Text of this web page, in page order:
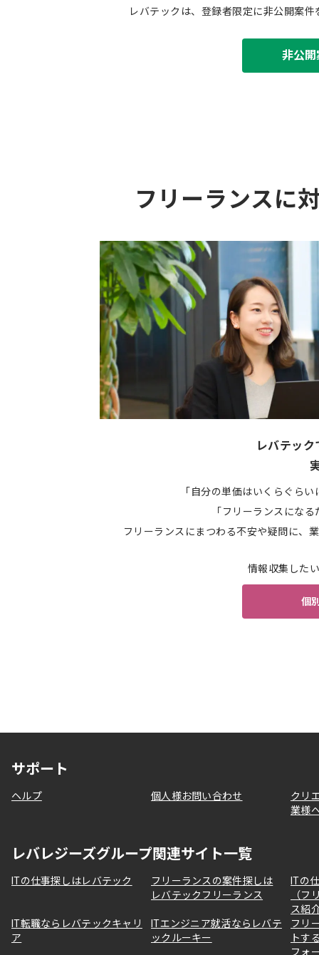
レバテックは、登録者限定に非公開案
非公
フリーランスに
レバテッ
「自分の単価はいくらぐら
「フリーランスにな
フリーランスにまつわる不安や疑問に、
情報収集した
個
サポート
ヘルプ 個人様お問い合わせ
クリ
業様
レバレジーズグループ関連サイト一覧
ITの仕事探しはレバテック
フリーランスの案件探しは
レバテックフリーランス
ITの
（フ
ス紹
IT転職ならレバテックキャリ
ア
ITエンジニア就活ならレバテ
ックルーキー
フリ
トす
フォ